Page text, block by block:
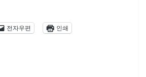
전자우편
인쇄